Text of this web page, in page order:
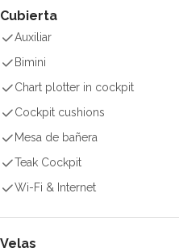
Cubierta
Auxiliar
Bimini
Chart plotter in cockpit
Cockpit cushions
Mesa de bañera
Teak Cockpit
Wi-Fi & Internet
Velas